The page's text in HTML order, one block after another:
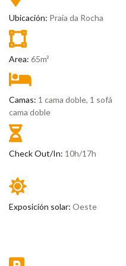
Ubicación: Praia da Rocha
Area: 65m²
Camas: 1 cama doble, 1 sofá
cama doble
Check Out/In: 10h/17h
Exposición solar: Oeste